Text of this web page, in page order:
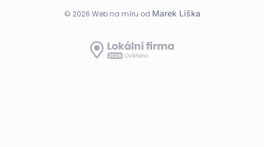
© 2026 Web na míru od Marek Liška